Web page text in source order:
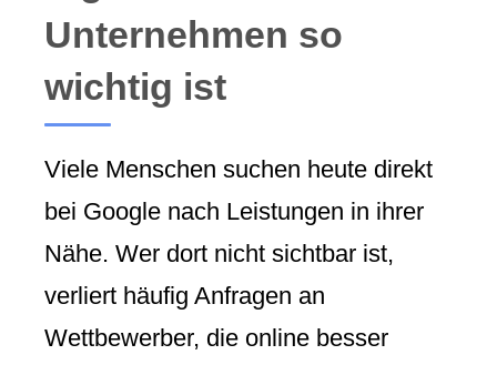
Unternehmen so
wichtig ist
Viele Menschen suchen heute direkt
bei Google nach Leistungen in ihrer
Nähe. Wer dort nicht sichtbar ist,
verliert häufig Anfragen an
Wettbewerber, die online besser